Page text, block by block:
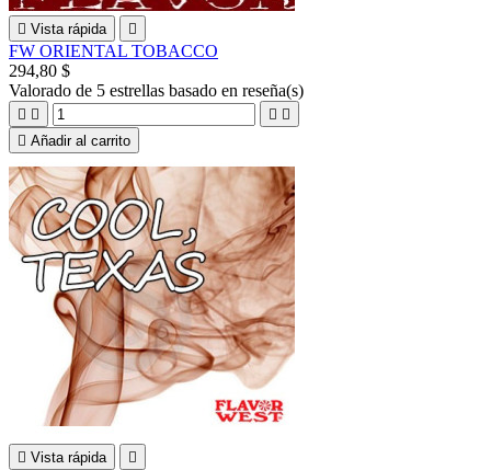
 Vista rápida 
FW ORIENTAL TOBACCO
294,80 $
Valorado de 5 estrellas basado en reseña(s)
   
 Añadir al carrito
 Vista rápida 